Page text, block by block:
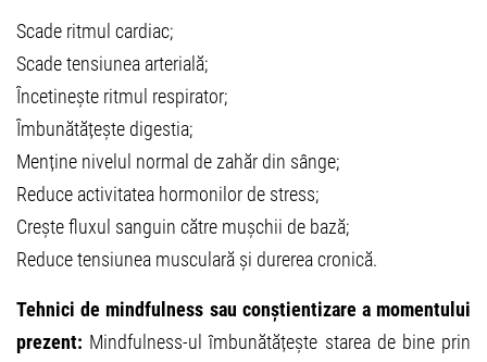
Scade ritmul cardiac;
Scade tensiunea arterială;
Încetinește ritmul respirator;
Îmbunătățește digestia;
Menține nivelul normal de zahăr din sânge;
Reduce activitatea hormonilor de stress;
Crește fluxul sanguin către mușchii de bază;
Reduce tensiunea musculară și durerea cronică.
Tehnici de mindfulness sau conștientizare a momentului
prezent: Mindfulness-ul îmbunătățește starea de bine prin